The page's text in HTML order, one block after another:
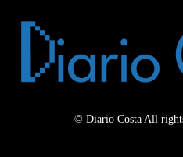
© Diario Costa All